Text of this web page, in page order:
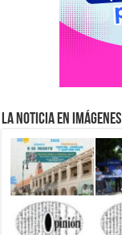
La Noticia en Imágenes